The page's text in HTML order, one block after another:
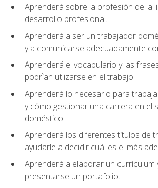
Aprenderá sobre la profesión de la
desarrollo profesional.
Aprenderá a ser un trabajador
y a comunicarse adecuadamente
Aprenderá el vocabulario y las
podrìan utlizarse en el trabajo
Aprenderá lo necesario para
y cómo gestionar una carrera en el
doméstico.
Aprenderá los diferentes títulos de
ayudarle a decidir cuál es el más
Aprenderá a elaborar un currículum
presentarse un portafolio.